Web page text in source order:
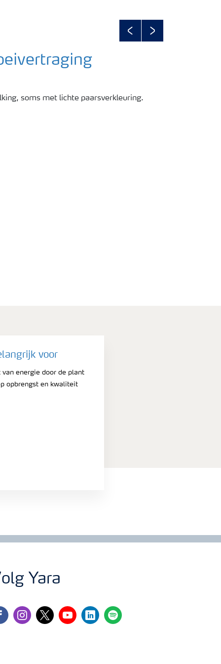
PreviousNext
soms met lichte paarsverkleuring.
voor
energie door de plant
opbrengst en kwaliteit
Yara
instagram
twitteryoutubelinkedinspotify